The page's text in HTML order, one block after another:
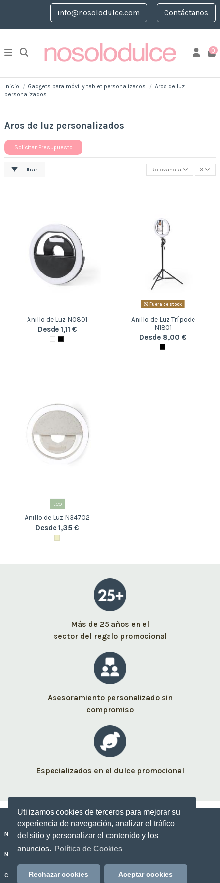
Utilizamos cookies de terceros para mejorar su
experiencia de navegación, analizar el tráfico
del sitio y personalizar el contenido y los
anuncios. Política de Cookies
Rechazar cookies Aceptar cookies
info@nosolodulce.com Contáctanos
0
Inicio Gadgets para móvil y tablet personalizados
Aros de luz
personalizados
Aros de luz personalizados
Solicitar Presupuesto
Filtrar Relevancia 3
Anillo de Luz N0801
Desde 1,11 €
Fuera de stock
Anillo de Luz Trípode
N1801
Desde 8,00 €
ECO
Anillo de Luz N34702
Desde 1,35 €
Más de 25 años en el
sector del regalo promocional
Asesoramiento personalizado sin
compromiso
Especializados en el dulce promocional
Nuestros dulces personalizados
No Sólo Dulce
Contacto